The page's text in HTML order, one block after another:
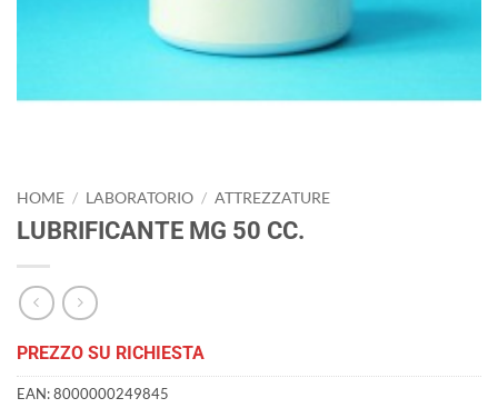
HOME / LABORATORIO / ATTREZZATURE
LUBRIFICANTE MG 50 CC.
PREZZO SU RICHIESTA
EAN:8000000249845